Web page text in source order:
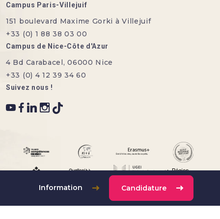
Information Candidature
Campus Paris-Villejuif
151 boulevard Maxime Gorki à Villejuif
+33 (0) 1 88 38 03 00
Campus de Nice-Côte d'Azur
4 Bd Carabacel, 06000 Nice
+33 (0) 4 12 39 34 60
Suivez nous !